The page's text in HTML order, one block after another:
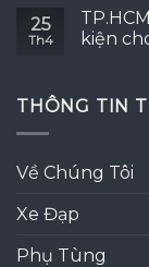
25
Th4
kiện
THÔNG TIN
Về Chúng Tôi
Xe Đạp
Phụ Tùng